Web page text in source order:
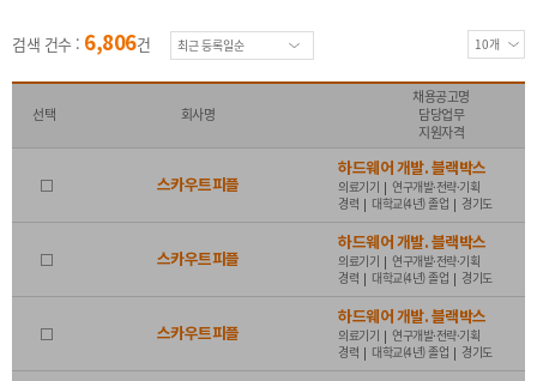
3일 1주 이내
2주 이내 30일 이내
기간설정 ~
검색 건수 : 6,806건
선택 회사명
채용공고명
담당업무
지원자격
스카우트피플
하드웨어 개발. 블랙박스
의료기기
연구개발·전략·기획
경력
대학교(4년) 졸업 경기도
스카우트피플
하드웨어 개발. 블랙박스
의료기기
연구개발·전략·기획
경력
대학교(4년) 졸업 경기도
스카우트피플
하드웨어 개발. 블랙박스
의료기기
연구개발·전략·기획
경력
대학교(4년) 졸업 경기도